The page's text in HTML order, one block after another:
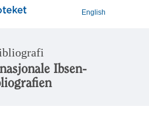
English
Ibsen-